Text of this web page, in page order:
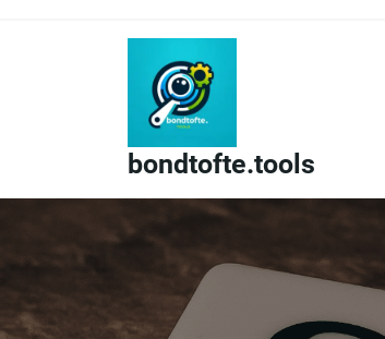
bondtofte.tools